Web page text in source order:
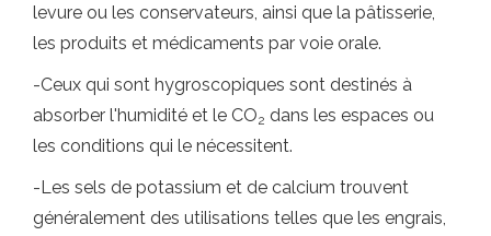
levure ou les conservateurs, ainsi que la pâtisserie,
les produits et médicaments par voie orale.
-Ceux qui sont hygroscopiques sont destinés à
absorber l'humidité et le CO2 dans les espaces ou
les conditions qui le nécessitent.
-Les sels de potassium et de calcium trouvent
généralement des utilisations telles que les engrais,